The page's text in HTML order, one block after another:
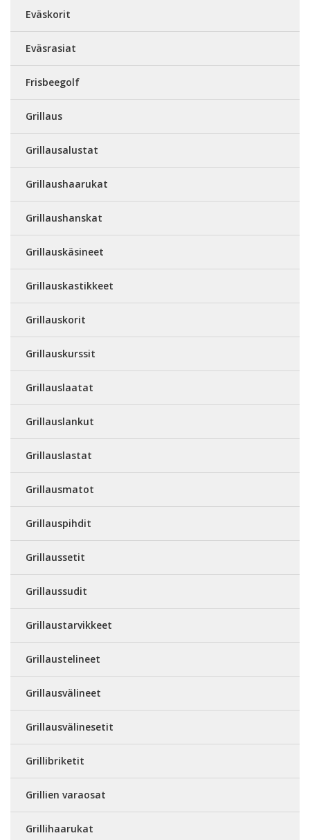
Eväskorit
Eväsrasiat
Frisbeegolf
Grillaus
Grillausalustat
Grillaushaarukat
Grillaushanskat
Grillauskäsineet
Grillauskastikkeet
Grillauskorit
Grillauskurssit
Grillauslaatat
Grillauslankut
Grillauslastat
Grillausmatot
Grillauspihdit
Grillaussetit
Grillaussudit
Grillaustarvikkeet
Grillaustelineet
Grillausvälineet
Grillausvälinesetit
Grillibriketit
Grillien varaosat
Grillihaarukat